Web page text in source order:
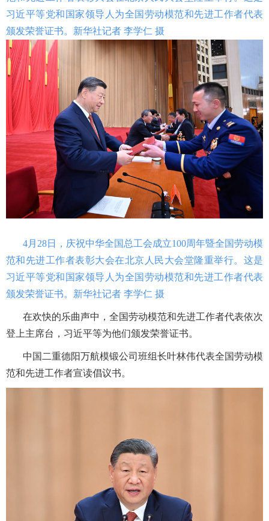
习近平等党和国家领导人为全国劳动模范和先进工作者代表
颁发荣誉证书。新华社记者 李学仁 摄
4月28日，庆祝中华全国总工会成立100周年暨全国劳动模
范和先进工作者表彰大会在北京人民大会堂隆重举行。这是
习近平等党和国家领导人为全国劳动模范和先进工作者代表
颁发荣誉证书。新华社记者 李学仁 摄
在欢快的乐曲声中，全国劳动模范和先进工作者代表依次
登上主席台，习近平等为他们颁发荣誉证书。
中国二重德阳万航模锻公司班组长叶林伟代表全国劳动模
范和先进工作者宣读倡议书。